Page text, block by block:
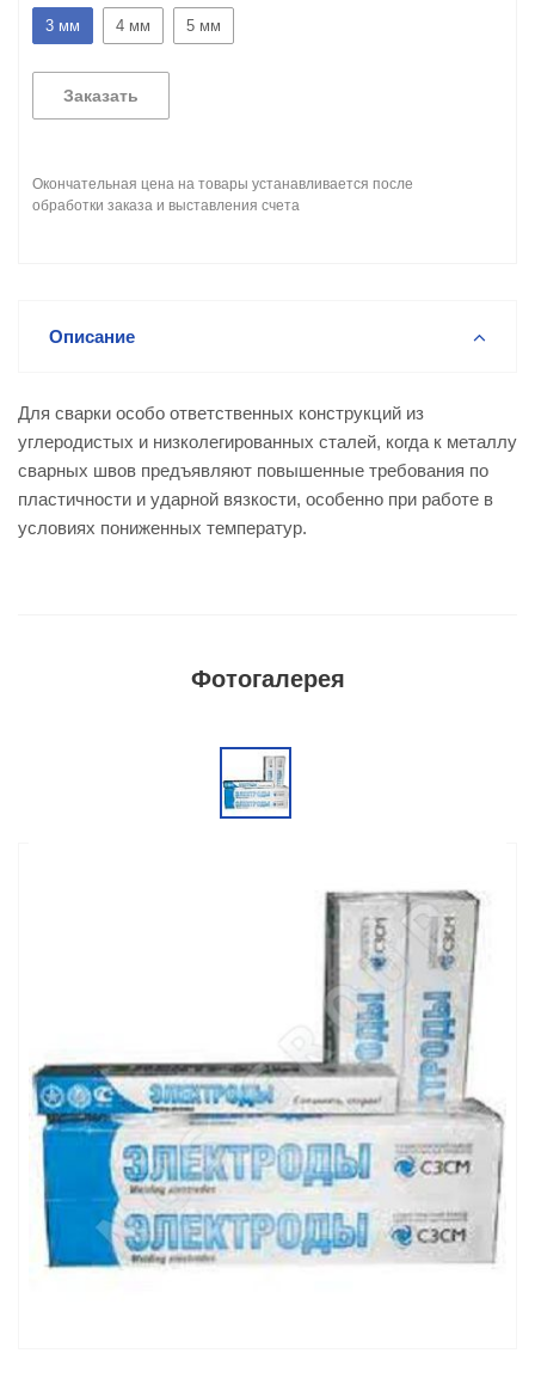
3 мм 4 мм 5 мм
Заказать
Окончательная цена на товары устанавливается после
обработки заказа и выставления счета
Описание
Для сварки особо ответственных конструкций из
углеродистых и низколегированных сталей, когда к металлу
сварных швов предъявляют повышенные требования по
пластичности и ударной вязкости, особенно при работе в
условиях пониженных температур.
Фотогалерея